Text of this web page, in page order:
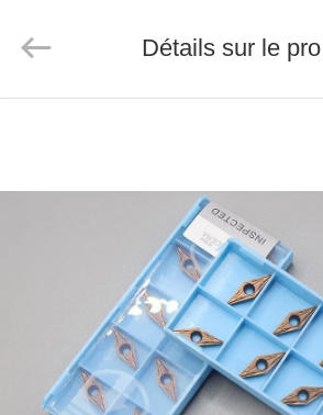
MAISON
PRODUITS
VIDÉO
Advanced
Materials
Rights